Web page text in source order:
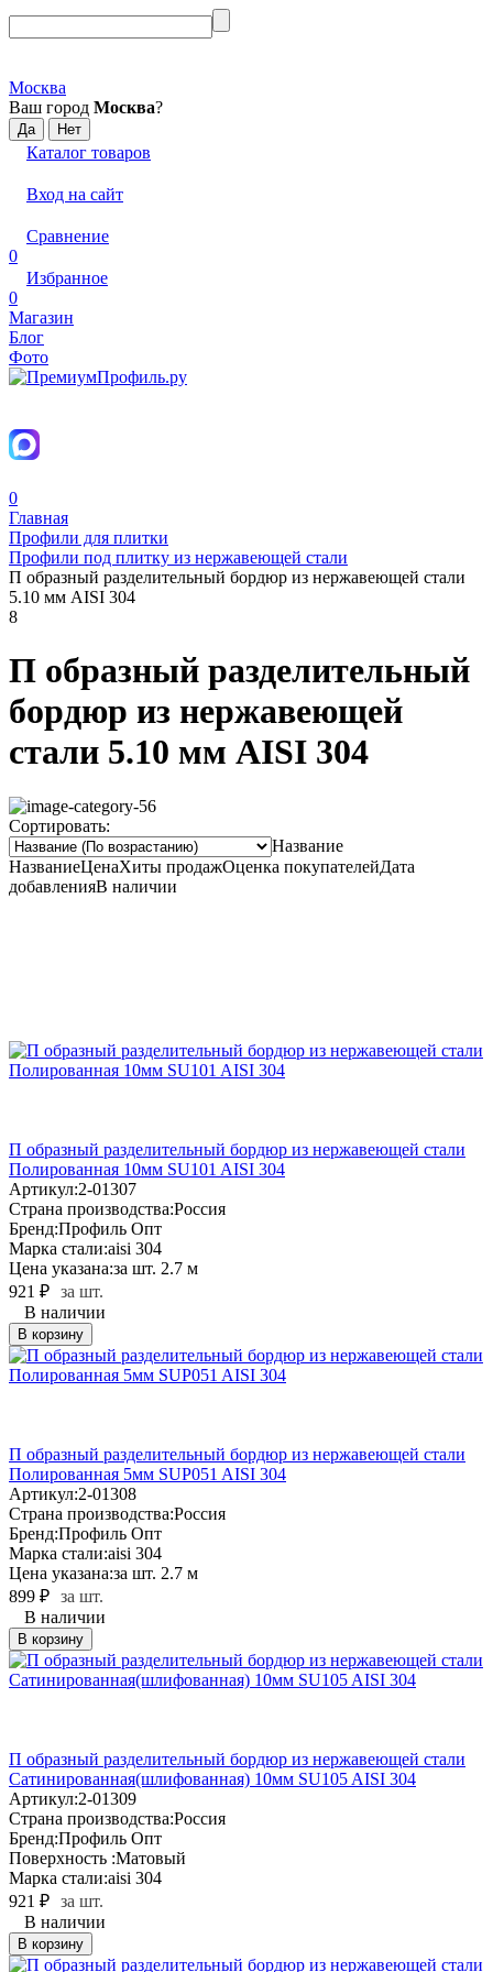
Москва
Ваш город Москва?
Каталог товаров
Вход на сайт
Сравнение
0
Избранное
0
Магазин
Блог
Фото
0
Главная
Профили для плитки
Профили под плитку из нержавеющей стали
П образный разделительный бордюр из нержавеющей стали
5.10 мм AISI 304
8
П образный разделительный
бордюр из нержавеющей
стали 5.10 мм AISI 304
Сортировать:
Название
НазваниеЦенаХиты продажОценка покупателейДата
добавленияВ наличии
П образный разделительный бордюр из нержавеющей стали
Полированная 10мм SU101 AISI 304
Артикул:2-01307
Страна производства:Россия
Бренд:Профиль Опт
Марка стали:aisi 304
Цена указана:за шт. 2.7 м
921 ₽ за шт.
В наличии
В корзину
П образный разделительный бордюр из нержавеющей стали
Полированная 5мм SUP051 AISI 304
Артикул:2-01308
Страна производства:Россия
Бренд:Профиль Опт
Марка стали:aisi 304
Цена указана:за шт. 2.7 м
899 ₽ за шт.
В наличии
В корзину
П образный разделительный бордюр из нержавеющей стали
Сатинированная(шлифованная) 10мм SU105 AISI 304
Артикул:2-01309
Страна производства:Россия
Бренд:Профиль Опт
Поверхность :Матовый
Марка стали:aisi 304
921 ₽ за шт.
В наличии
В корзину